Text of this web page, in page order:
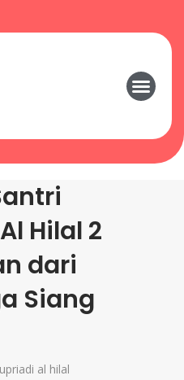
Hilal 2
dari
Siang
al hilal